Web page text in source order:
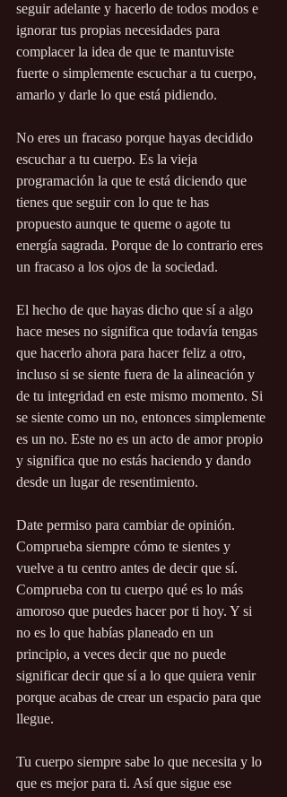
seguir adelante y hacerlo de todos modos e
ignorar tus propias necesidades para
complacer la idea de que te mantuviste
fuerte o simplemente escuchar a tu cuerpo,
amarlo y darle lo que está pidiendo.
No eres un fracaso porque hayas decidido
escuchar a tu cuerpo. Es la vieja
programación la que te está diciendo que
tienes que seguir con lo que te has
propuesto aunque te queme o agote tu
energía sagrada. Porque de lo contrario eres
un fracaso a los ojos de la sociedad.
El hecho de que hayas dicho que sí a algo
hace meses no significa que todavía tengas
que hacerlo ahora para hacer feliz a otro,
incluso si se siente fuera de la alineación y
de tu integridad en este mismo momento. Si
se siente como un no, entonces simplemente
es un no. Este no es un acto de amor propio
y significa que no estás haciendo y dando
desde un lugar de resentimiento.
Date permiso para cambiar de opinión.
Comprueba siempre cómo te sientes y
vuelve a tu centro antes de decir que sí.
Comprueba con tu cuerpo qué es lo más
amoroso que puedes hacer por ti hoy. Y si
no es lo que habías planeado en un
principio, a veces decir que no puede
significar decir que sí a lo que quiera venir
porque acabas de crear un espacio para que
llegue.
Tu cuerpo siempre sabe lo que necesita y lo
que es mejor para ti. Así que sigue ese